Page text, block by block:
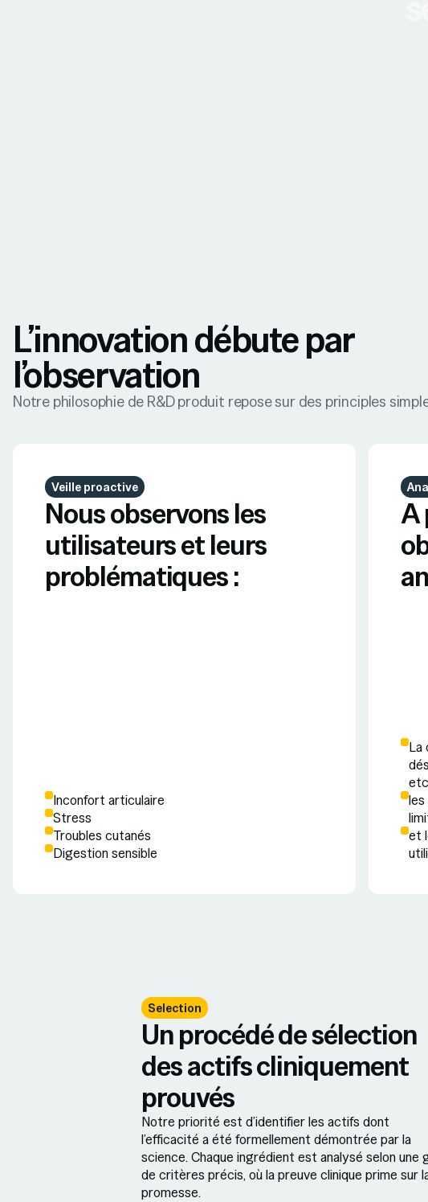
L’innovation débute par
l’observation
Notre philosophie de R&D produit repose sur des principles
Veille proactive
Nous observons les
utilisateurs et leurs
problématiques :
Inconfort articulaire
Stress
Troubles cutanés
Digestion sensible
A
La
les
et
Selection
Un procédé de sélection
des actifs cliniquement
prouvés
Notre priorité est d’identifier les actifs dont
l’efficacité a été formellement démontrée par la
science. Chaque ingrédient est analysé selon une
de critères précis, où la preuve clinique prime sur
promesse.